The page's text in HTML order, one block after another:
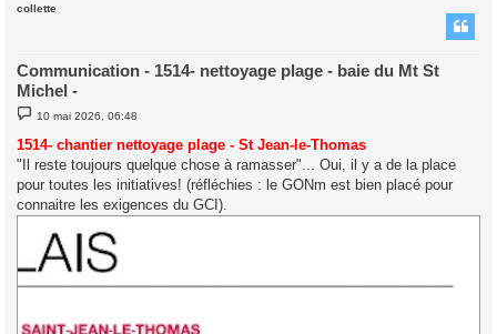
collette
Communication - 1514- nettoyage plage - baie du Mt St
Michel -
M
s
s
a
e
10 mai 2026, 06:48
1514- chantier nettoyage plage - St Jean-le-Thomas
"Il reste toujours quelque chose à ramasser"... Oui, il y a de la place
pour toutes les initiatives! (réfléchies : le GONm est bien placé pour
connaitre les exigences du GCI).